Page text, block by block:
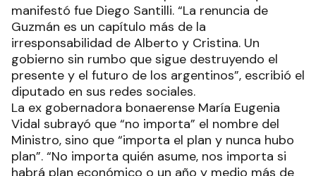
manifestó fue Diego Santilli. “La renuncia de
Guzmán es un capítulo más de la
irresponsabilidad de Alberto y Cristina. Un
gobierno sin rumbo que sigue destruyendo el
presente y el futuro de los argentinos”, escribió el
diputado en sus redes sociales.
La ex gobernadora bonaerense María Eugenia
Vidal subrayó que “no importa” el nombre del
Ministro, sino que “importa el plan y nunca hubo
plan”. “No importa quién asume, nos importa si
habrá plan económico o un año y medio más de